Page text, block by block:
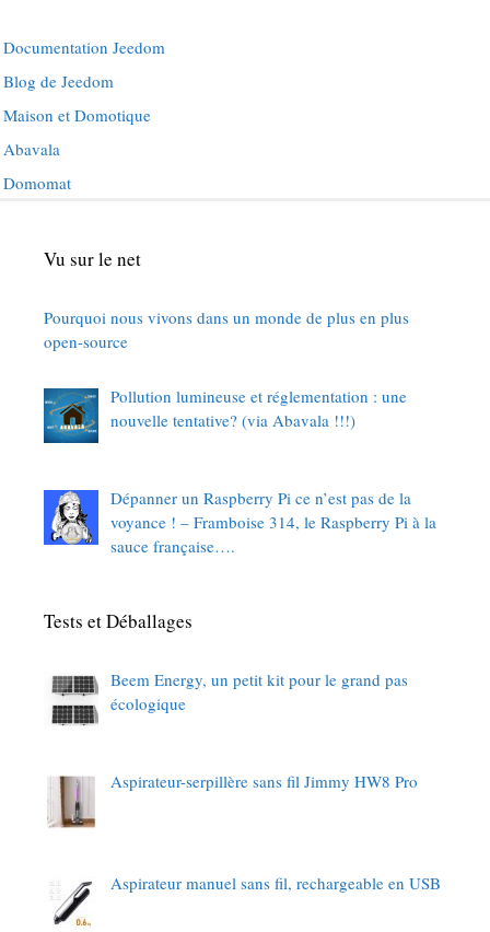
Documentation Jeedom
Blog de Jeedom
Maison et Domotique
Abavala
Domomat
Vu sur le net
Pourquoi nous vivons dans un monde de plus en plus
open-source
Pollution lumineuse et réglementation : une
nouvelle tentative? (via Abavala !!!)
Dépanner un Raspberry Pi ce n’est pas de la
voyance ! – Framboise 314, le Raspberry Pi à la
sauce française….
Tests et Déballages
Beem Energy, un petit kit pour le grand pas
écologique
Aspirateur-serpillère sans fil Jimmy HW8 Pro
Aspirateur manuel sans fil, rechargeable en USB